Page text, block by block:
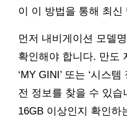
이 이 방법을 통해 최
먼저 내비게이션 모델
확인해야 합니다. 만도
‘MY GINI’ 또는 ‘시스
전 정보를 찾을 수 있습
16GB 이상인지 확인하